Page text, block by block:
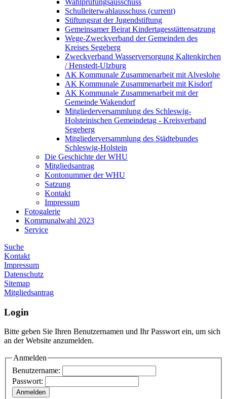
Schulleiterwahlausschuss (current)
Stiftungsrat der Jugendstiftung
Gemeinsamer Beirat Kindertagesstättensatzung
Wege-Zweckverband der Gemeinden des
Kreises Segeberg
Zweckverband Wasserversorgung Kaltenkirchen
/ Henstedt-Ulzburg
AK Kommunale Zusammenarbeit mit Alveslohe
AK Kommunale Zusammenarbeit mit Kisdorf
AK Kommunale Zusammenarbeit mit der
Gemeinde Wakendorf
Mitgliederversammlung des Schleswig-
Holsteinischen Gemeindetag - Kreisverband
Segeberg
Mitgliederversammlung des Städtebundes
Schleswig-Holstein
Die Geschichte der WHU
Mitgliedsantrag
Kontonummer der WHU
Satzung
Kontakt
Impressum
Fotogalerie
Kommunalwahl 2023
Service
Suche
Kontakt
Impressum
Datenschutz
Sitemap
Mitgliedsantrag
Login
Bitte geben Sie Ihren Benutzernamen und Ihr Passwort ein, um sich
an der Website anzumelden.
Anmelden
Benutzername:
Passwort: